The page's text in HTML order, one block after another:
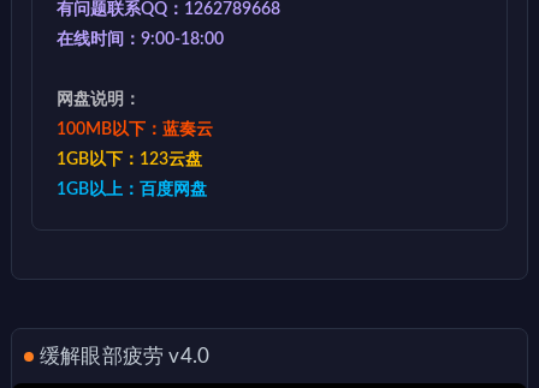
有问题联系QQ：1262789668
在线时间：9:00-18:00
网盘说明：
100MB以下：蓝奏云
1GB以下：123云盘
1GB以上：百度网盘
缓解眼部疲劳 v4.0